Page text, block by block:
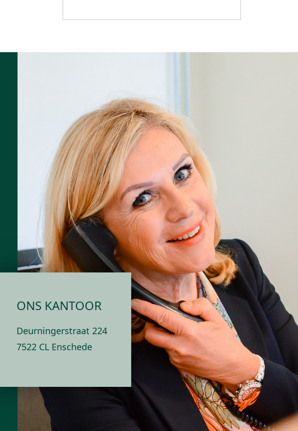
ONS KANTOOR
Deurningerstraat 224
7522 CL Enschede